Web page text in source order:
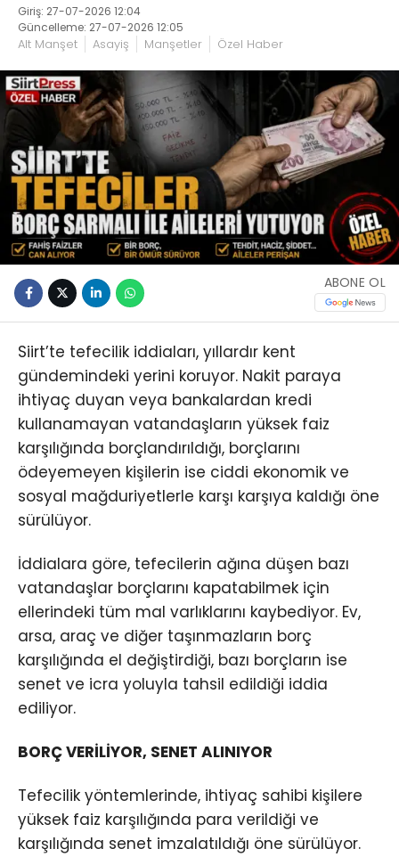
Giriş: 27-07-2026 12:04
Güncelleme: 27-07-2026 12:05
Alt Manşet Asayiş Manşetler Özel Haber
ABONE OL
Siirt’te tefecilik iddiaları, yıllardır kent
gündemindeki yerini koruyor. Nakit paraya
ihtiyaç duyan veya bankalardan kredi
kullanamayan vatandaşların yüksek faiz
karşılığında borçlandırıldığı, borçlarını
ödeyemeyen kişilerin ise ciddi ekonomik ve
sosyal mağduriyetlerle karşı karşıya kaldığı öne
sürülüyor.
İddialara göre, tefecilerin ağına düşen bazı
vatandaşlar borçlarını kapatabilmek için
ellerindeki tüm mal varlıklarını kaybediyor. Ev,
arsa, araç ve diğer taşınmazların borç
karşılığında el değiştirdiği, bazı borçların ise
senet ve icra yoluyla tahsil edildiği iddia
ediliyor.
BORÇ VERİLİYOR, SENET ALINIYOR
Tefecilik yöntemlerinde, ihtiyaç sahibi kişilere
yüksek faiz karşılığında para verildiği ve
karşılığında senet imzalatıldığı öne sürülüyor.